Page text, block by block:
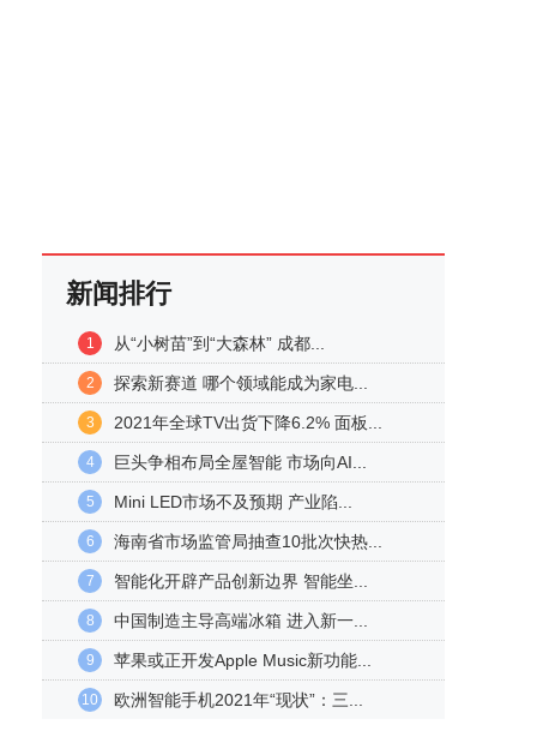
新闻排行
1 从“小树苗”到“大森林” 成都...
2 探索新赛道 哪个领域能成为家电...
3 2021年全球TV出货下降6.2% 面板...
4 巨头争相布局全屋智能 市场向AI...
5 Mini LED市场不及预期 产业陷...
6 海南省市场监管局抽查10批次快热...
7 智能化开辟产品创新边界 智能坐...
8 中国制造主导高端冰箱 进入新一...
9 苹果或正开发Apple Music新功能...
10 欧洲智能手机2021年“现状”：三...